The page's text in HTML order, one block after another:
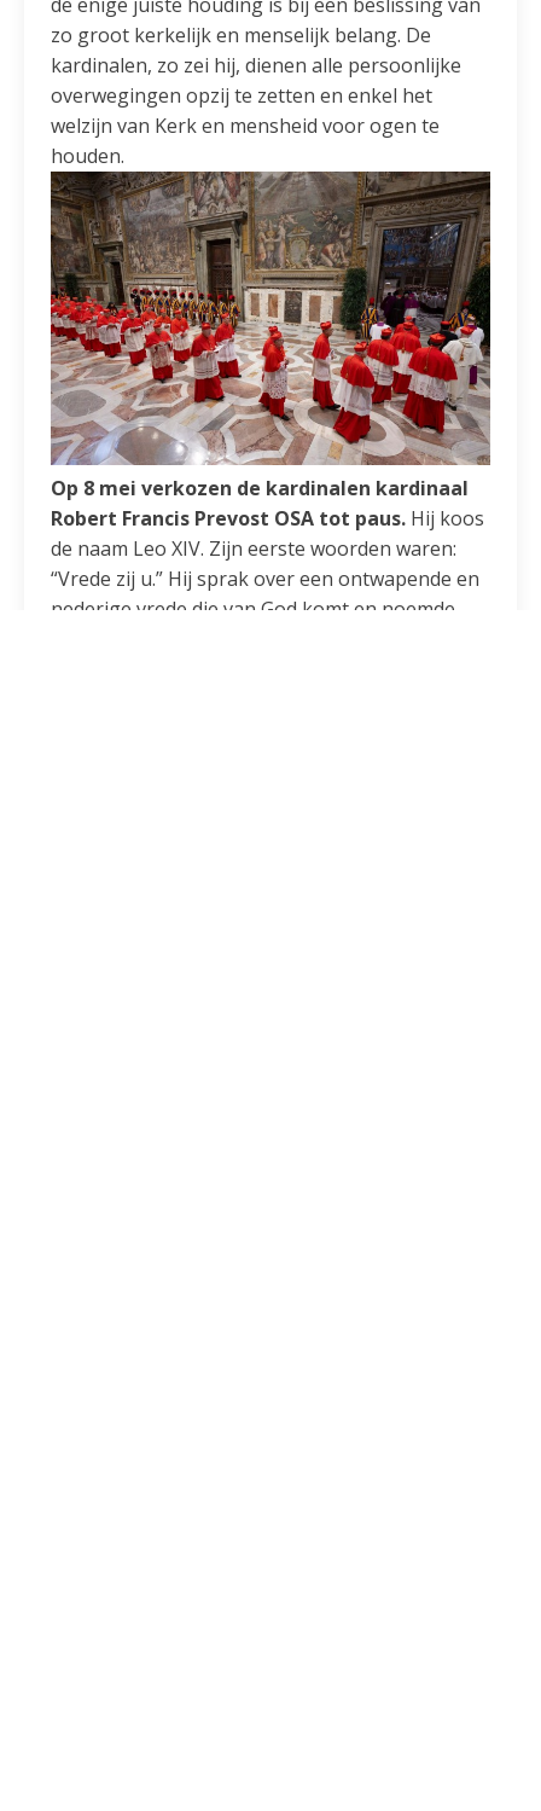
zo groot kerkelijk en menselijk belang. De
kardinalen, zo zei hij, dienen alle persoonlijke
overwegingen opzij te zetten en enkel het
welzijn van Kerk en mensheid voor ogen te
houden.
Op 8 mei verkozen de kardinalen kardinaal
Robert Francis Prevost OSA tot paus. Hij koos
de naam Leo XIV. Zijn eerste woorden waren:
“Vrede zij u.” Hij sprak over een ontwapende en
nederige vrede die van God komt en noemde